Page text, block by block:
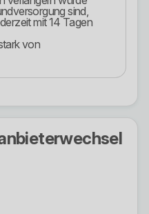
sind,
mit 14 Tagen
von